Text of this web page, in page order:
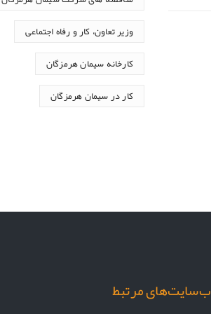
وزیر تعاون، کار و رفاه اجتماعی
کارخانه سیمان هرمزگان
کار در سیمان هرمزگان
مرتبط